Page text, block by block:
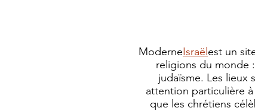
ModerneIsraël est un
religions du monde
judaïsme. Les lieux
attention particulière
que les chrétiens